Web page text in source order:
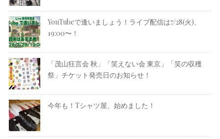
YouTubeで逢いましょう！ライブ配信は7/28(火)、
19:00〜！
「茂山狂言会 秋」「笑えない会 東京」「笑の収穫
祭」チケット発売日のお知らせ！
今年も！Tシャツ屋、始めました！